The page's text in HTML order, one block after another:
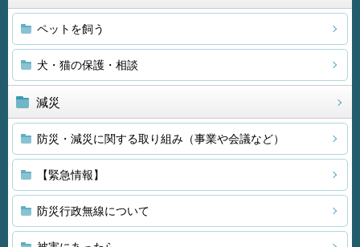
ペットを飼う
犬・猫の保護・相談
減災
防災・減災に関する取り組み（事業や会議など）
【緊急情報】
防災行政無線について